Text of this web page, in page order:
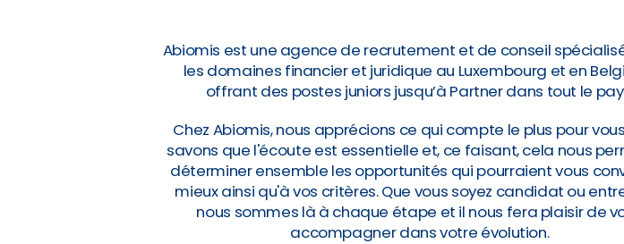
Abiomis est une agence de recrutement et de conseil
les domaines financier et juridique au Luxembourg et en
offrant des postes juniors jusqu’à Partner dans tout le
Chez Abiomis, nous apprécions ce qui compte le plus pour
savons que l'écoute est essentielle et, ce faisant, cela nous
déterminer ensemble les opportunités qui pourraient vous
mieux ainsi qu'à vos critères. Que vous soyez candidat ou
nous sommes là à chaque étape et il nous fera plaisir de
accompagner dans votre évolution.